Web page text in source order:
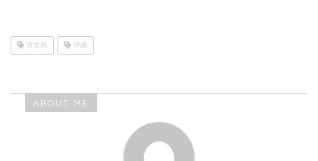
宮古島 沖縄
ABOUT ME